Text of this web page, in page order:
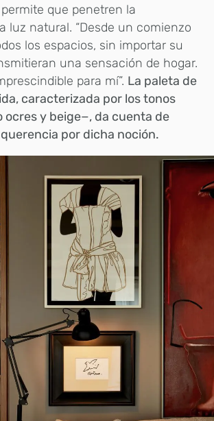
que penetren la
luz natural. “Desde un comienzo
los espacios, sin importar su
una sensación de hogar.
para mí”. La paleta de
caracterizada por los tonos
ocres y beige−, da cuenta de
por dicha noción.